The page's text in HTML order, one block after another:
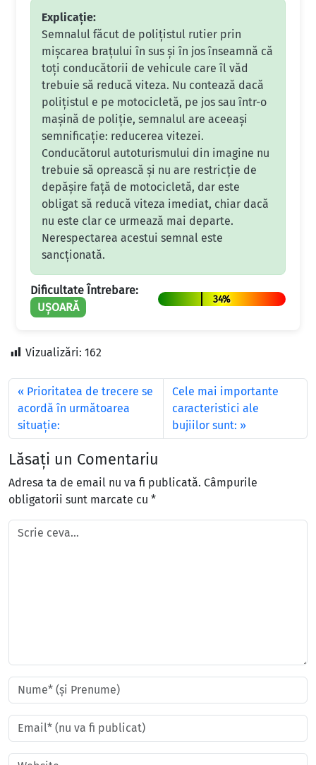
Explicație:
Semnalul făcut de polițistul rutier prin
mișcarea brațului în sus și în jos înseamnă că
toți conducătorii de vehicule care îl văd
trebuie să reducă viteza. Nu contează dacă
polițistul e pe motocicletă, pe jos sau într-o
mașină de poliție, semnalul are aceeași
semnificație: reducerea vitezei.
Conducătorul autoturismului din imagine nu
trebuie să oprească și nu are restricție de
depășire față de motocicletă, dar este
obligat să reducă viteza imediat, chiar dacă
nu este clar ce urmează mai departe.
Nerespectarea acestui semnal este
sancționată.
Dificultate Întrebare:
UȘOARĂ
34%
Vizualizări: 162
Prioritatea de trecere se
acordă în următoarea
situaţie:
Cele mai importante
caracteristici ale
bujiilor sunt:
Lăsați un Comentariu
Adresa ta de email nu va fi publicată. Câmpurile
obligatorii sunt marcate cu *